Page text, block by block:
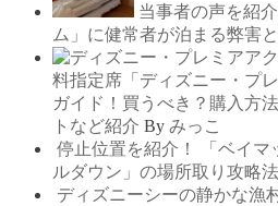
当事者の声を紹
ム」に健常者が泊まる弊害
料指定席「ディズニー・プ
ガイド！買うべき？購入方
トなど紹介 By みっこ
停止位置を紹介！ 「ベイマ
ルダウン」の場所取り攻略
ディズニーシーの静かな漁